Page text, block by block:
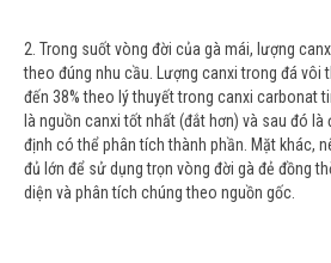
2. Trong suốt vòng đời của gà mái, lượng
theo đúng nhu cầu. Lượng canxi trong đá vôi
đến 38% theo lý thuyết trong canxi carbonat
là nguồn canxi tốt nhất (đắt hơn) và sau đó
định có thể phân tích thành phần. Mặt khác,
đủ lớn để sử dụng trọn vòng đời gà đẻ đồng
diện và phân tích chúng theo nguồn gốc.